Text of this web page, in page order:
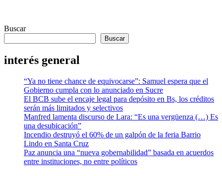
Buscar
Buscar
interés general
“Ya no tiene chance de equivocarse”: Samuel espera que el
Gobierno cumpla con lo anunciado en Sucre
El BCB sube el encaje legal para depósito en Bs, los créditos
serán más limitados y selectivos
Manfred lamenta discurso de Lara: “Es una vergüenza (…) Es
una desubicación”
Incendio destruyó el 60% de un galpón de la feria Barrio
Lindo en Santa Cruz
Paz anuncia una “nueva gobernabilidad” basada en acuerdos
entre instituciones, no entre políticos